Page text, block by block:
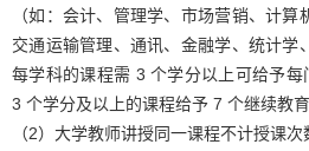
（如：会计、管理学、市场营销、计算
交通运输管理、通讯、金融学、统计学
每学科的课程需 3 个学分以上可给予
3 个学分及以上的课程给予 7 个继续教育
（2）大学教师讲授同一课程不计授课